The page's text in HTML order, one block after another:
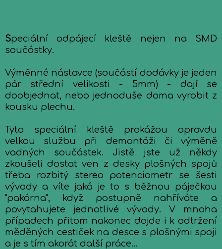
Speciální odpájecí kleště nejen na SMD
součástky.
Výměnné nástavce (součástí dodávky je jeden
pár střední velikosti - 5mm) - dají se
doobjednat, nebo jednoduše doma vyrobit z
kousku plechu.
Tyto speciální kleště prokážou opravdu
velkou službu při demontáži či výměně
vadných součástek. Jistě jste už někdy
zkoušeli dostat ven z desky plošných spojů
třeba rozbitý stereo potenciometr se šesti
vývody a víte jaká je to s běžnou páječkou
"pakárna", když postupně nahříváte a
povytahujete jednotlivé vývody. V mnoha
případech přitom nakonec dojde i k odtržení
měděných cestiček na desce s plošnými spoji
a je s tím akorát další práce...